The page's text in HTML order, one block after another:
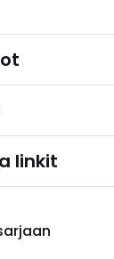
linkit